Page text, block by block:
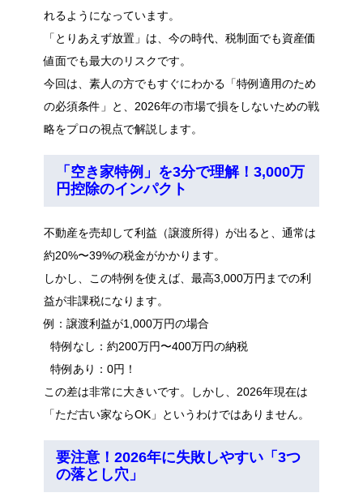
れるようになっています。
「とりあえず放置」は、今の時代、税制面でも資産価
値面でも最大のリスクです。
今回は、素人の方でもすぐにわかる「特例適用のため
の必須条件」と、2026年の市場で損をしないための戦
略をプロの視点で解説します。
「空き家特例」を3分で理解！3,000万
円控除のインパクト
不動産を売却して利益（譲渡所得）が出ると、通常は
約20%〜39%の税金がかかります。
しかし、この特例を使えば、最高3,000万円までの利
益が非課税になります。
例：譲渡利益が1,000万円の場合
特例なし：約200万円〜400万円の納税
特例あり：0円！
この差は非常に大きいです。しかし、2026年現在は
「ただ古い家ならOK」というわけではありません。
要注意！2026年に失敗しやすい「3つ
の落とし穴」